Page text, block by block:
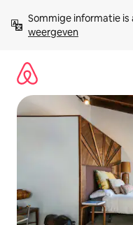
direct
naar
Sommige informatie
weergeven